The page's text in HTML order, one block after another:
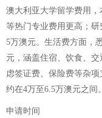
澳大利亚大学留学费用
等热门专业费用更高；
5万澳元。生活费方面，
元，涵盖住宿、饮食、
虑签证费、保险费等杂
约在4万至6.5万澳元之间。
申请时间